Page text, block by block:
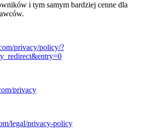
i tym samym bardziej cenne dla
privacy/policy/?
privacy
legal/privacy-policy